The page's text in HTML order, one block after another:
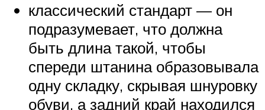
классический стандарт — он
подразумевает, что должна
быть длина такой, чтобы
спереди штанина образовывала
одну складку, скрывая шнуровку
обуви, а задний край находился